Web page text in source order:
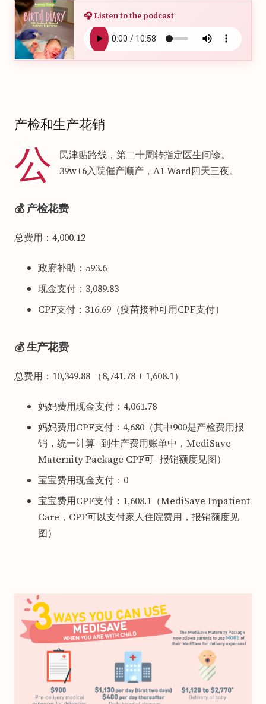
🎧 Listen to the podcast
产检和生产花销
公
民津贴路线，第二十周转指定医生问诊。
39w+6入院催产顺产，A1 Ward四天三夜。
💰 产检花费
总费用：4,000.12
政府补助：593.6
现金支付：3,089.83
CPF支付：316.69（疫苗接种可用CPF支付）
💰 生产花费
总费用：10,349.88 （8,741.78 + 1,608.1）
妈妈费用现金支付：4,061.78
妈妈费用CPF支付：4,680（其中900是产检费用报
销，统一计算- 到生产费用账单中，MediSave
Maternity Package CPF可- 报销额度见图）
宝宝费用现金支付：0
宝宝费用CPF支付：1,608.1（MediSave Inpatient
Care，CPF可以支付家人住院费用，报销额度见
图）